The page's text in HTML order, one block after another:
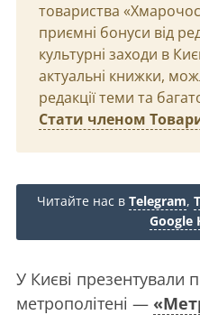
товариства
приємні бонуси від
культурні заходи в
актуальні книжки,
редакції теми та
Стати членом
Читайте нас в Telegram,
Google
У Києві презентували
метрополітені —